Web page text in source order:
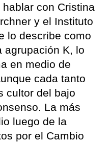
con Cristina
y el Instituto
lo describe como
agrupación K, lo
en medio de
cada tanto
cultor del bajo
La más
luego de la
por el Cambio